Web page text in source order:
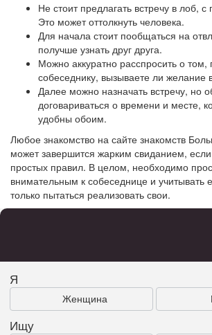
Не стоит предлагать встречу в лоб,
Это может оттолкнуть человека.
Для начала стоит пообщаться на
получше узнать друг друга.
Можно аккуратно расспросить о
собеседнику, вызываете ли желание
Далее можно назначать встречу, но
договариваться о времени и месте,
удобны обоим.
Любое знакомство на сайте знакомств
может завершится жарким свиданием,
простых правил. В целом, необходимо
внимательным к собеседнице и учитывать
только пытаться реализовать свои.
Я
Женщина
Ищу